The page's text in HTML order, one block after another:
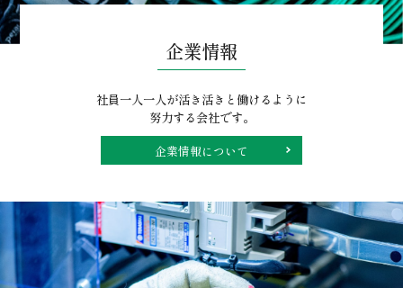
企業情報
社員一人一人が活き活きと働けるように
努力する会社です。
企業情報について